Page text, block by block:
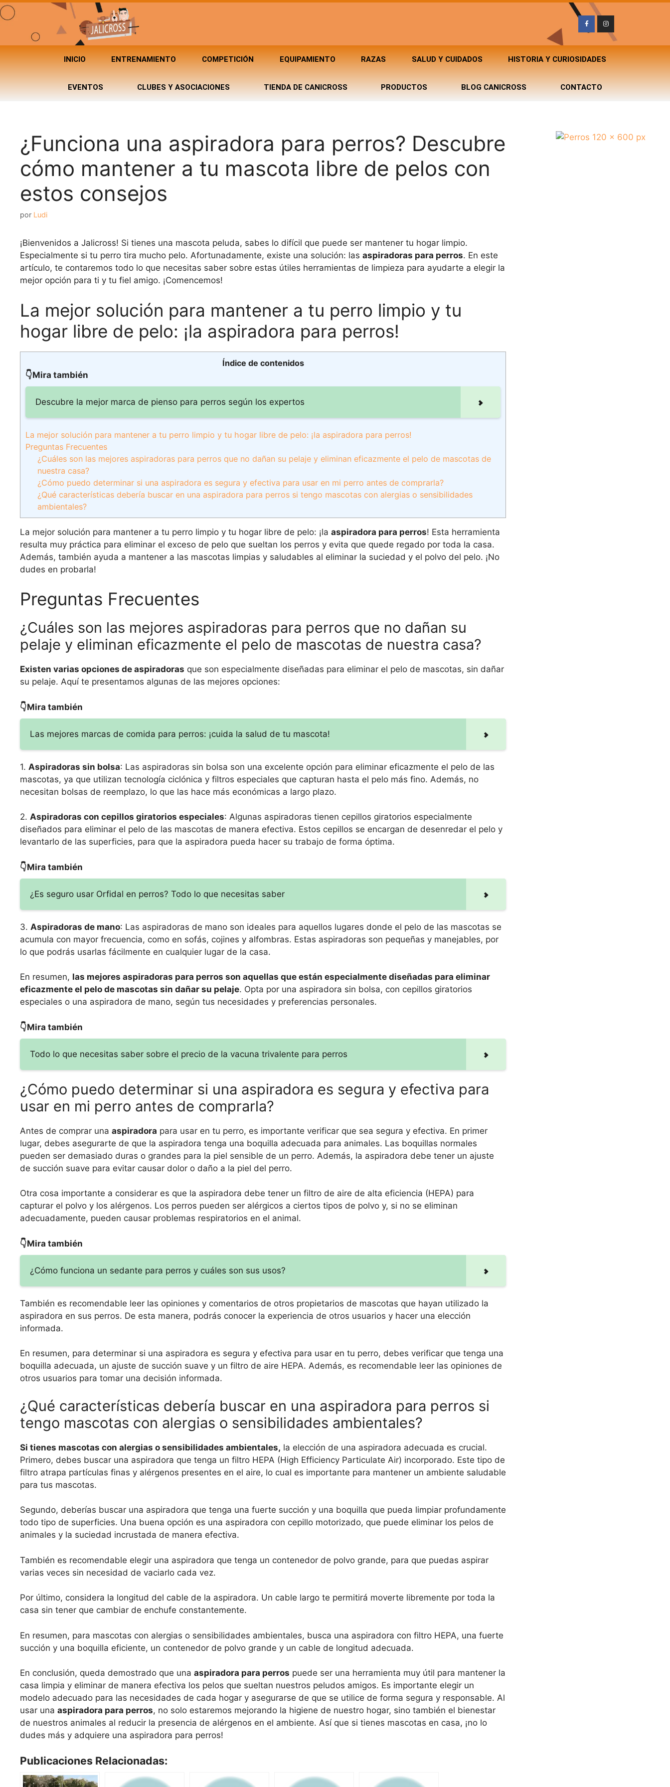
INICIO ENTRENAMIENTO COMPETICIÓN EQUIPAMIENTO RAZAS SALUD Y CUIDADOS HISTORIA Y CURIOSIDADES
EVENTOS CLUBES Y ASOCIACIONES TIENDA DE CANICROSS PRODUCTOS BLOG CANICROSS CONTACTO
¿Funciona una aspiradora para perros? Descubre
cómo mantener a tu mascota libre de pelos con
estos consejos
por Ludi
¡Bienvenidos a Jalicross! Si tienes una mascota peluda, sabes lo difícil que puede ser mantener tu hogar limpio.
Especialmente si tu perro tira mucho pelo. Afortunadamente, existe una solución: las aspiradoras para perros. En este
artículo, te contaremos todo lo que necesitas saber sobre estas útiles herramientas de limpieza para ayudarte a elegir la
mejor opción para ti y tu fiel amigo. ¡Comencemos!
La mejor solución para mantener a tu perro limpio y tu
hogar libre de pelo: ¡la aspiradora para perros!
Índice de contenidos
👇Mira también
Descubre la mejor marca de pienso para perros según los expertos
La mejor solución para mantener a tu perro limpio y tu hogar libre de pelo: ¡la aspiradora para perros!
Preguntas Frecuentes
¿Cuáles son las mejores aspiradoras para perros que no dañan su pelaje y eliminan eficazmente el pelo de mascotas de
nuestra casa?
¿Cómo puedo determinar si una aspiradora es segura y efectiva para usar en mi perro antes de comprarla?
¿Qué características debería buscar en una aspiradora para perros si tengo mascotas con alergias o sensibilidades
ambientales?
La mejor solución para mantener a tu perro limpio y tu hogar libre de pelo: ¡la aspiradora para perros! Esta herramienta
resulta muy práctica para eliminar el exceso de pelo que sueltan los perros y evita que quede regado por toda la casa.
Además, también ayuda a mantener a las mascotas limpias y saludables al eliminar la suciedad y el polvo del pelo. ¡No
dudes en probarla!
Preguntas Frecuentes
¿Cuáles son las mejores aspiradoras para perros que no dañan su
pelaje y eliminan eficazmente el pelo de mascotas de nuestra casa?
Existen varias opciones de aspiradoras que son especialmente diseñadas para eliminar el pelo de mascotas, sin dañar
su pelaje. Aquí te presentamos algunas de las mejores opciones:
👇Mira también
Las mejores marcas de comida para perros: ¡cuida la salud de tu mascota!
1. Aspiradoras sin bolsa: Las aspiradoras sin bolsa son una excelente opción para eliminar eficazmente el pelo de las
mascotas, ya que utilizan tecnología ciclónica y filtros especiales que capturan hasta el pelo más fino. Además, no
necesitan bolsas de reemplazo, lo que las hace más económicas a largo plazo.
2. Aspiradoras con cepillos giratorios especiales: Algunas aspiradoras tienen cepillos giratorios especialmente
diseñados para eliminar el pelo de las mascotas de manera efectiva. Estos cepillos se encargan de desenredar el pelo y
levantarlo de las superficies, para que la aspiradora pueda hacer su trabajo de forma óptima.
👇Mira también
¿Es seguro usar Orfidal en perros? Todo lo que necesitas saber
3. Aspiradoras de mano: Las aspiradoras de mano son ideales para aquellos lugares donde el pelo de las mascotas se
acumula con mayor frecuencia, como en sofás, cojines y alfombras. Estas aspiradoras son pequeñas y manejables, por
lo que podrás usarlas fácilmente en cualquier lugar de la casa.
En resumen, las mejores aspiradoras para perros son aquellas que están especialmente diseñadas para eliminar
eficazmente el pelo de mascotas sin dañar su pelaje. Opta por una aspiradora sin bolsa, con cepillos giratorios
especiales o una aspiradora de mano, según tus necesidades y preferencias personales.
👇Mira también
Todo lo que necesitas saber sobre el precio de la vacuna trivalente para perros
¿Cómo puedo determinar si una aspiradora es segura y efectiva para
usar en mi perro antes de comprarla?
Antes de comprar una aspiradora para usar en tu perro, es importante verificar que sea segura y efectiva. En primer
lugar, debes asegurarte de que la aspiradora tenga una boquilla adecuada para animales. Las boquillas normales
pueden ser demasiado duras o grandes para la piel sensible de un perro. Además, la aspiradora debe tener un ajuste
de succión suave para evitar causar dolor o daño a la piel del perro.
Otra cosa importante a considerar es que la aspiradora debe tener un filtro de aire de alta eficiencia (HEPA) para
capturar el polvo y los alérgenos. Los perros pueden ser alérgicos a ciertos tipos de polvo y, si no se eliminan
adecuadamente, pueden causar problemas respiratorios en el animal.
👇Mira también
¿Cómo funciona un sedante para perros y cuáles son sus usos?
También es recomendable leer las opiniones y comentarios de otros propietarios de mascotas que hayan utilizado la
aspiradora en sus perros. De esta manera, podrás conocer la experiencia de otros usuarios y hacer una elección
informada.
En resumen, para determinar si una aspiradora es segura y efectiva para usar en tu perro, debes verificar que tenga una
boquilla adecuada, un ajuste de succión suave y un filtro de aire HEPA. Además, es recomendable leer las opiniones de
otros usuarios para tomar una decisión informada.
¿Qué características debería buscar en una aspiradora para perros si
tengo mascotas con alergias o sensibilidades ambientales?
Si tienes mascotas con alergias o sensibilidades ambientales, la elección de una aspiradora adecuada es crucial.
Primero, debes buscar una aspiradora que tenga un filtro HEPA (High Efficiency Particulate Air) incorporado. Este tipo de
filtro atrapa partículas finas y alérgenos presentes en el aire, lo cual es importante para mantener un ambiente saludable
para tus mascotas.
Segundo, deberías buscar una aspiradora que tenga una fuerte succión y una boquilla que pueda limpiar profundamente
todo tipo de superficies. Una buena opción es una aspiradora con cepillo motorizado, que puede eliminar los pelos de
animales y la suciedad incrustada de manera efectiva.
También es recomendable elegir una aspiradora que tenga un contenedor de polvo grande, para que puedas aspirar
varias veces sin necesidad de vaciarlo cada vez.
Por último, considera la longitud del cable de la aspiradora. Un cable largo te permitirá moverte libremente por toda la
casa sin tener que cambiar de enchufe constantemente.
En resumen, para mascotas con alergias o sensibilidades ambientales, busca una aspiradora con filtro HEPA, una fuerte
succión y una boquilla eficiente, un contenedor de polvo grande y un cable de longitud adecuada.
En conclusión, queda demostrado que una aspiradora para perros puede ser una herramienta muy útil para mantener la
casa limpia y eliminar de manera efectiva los pelos que sueltan nuestros peludos amigos. Es importante elegir un
modelo adecuado para las necesidades de cada hogar y asegurarse de que se utilice de forma segura y responsable. Al
usar una aspiradora para perros, no solo estaremos mejorando la higiene de nuestro hogar, sino también el bienestar
de nuestros animales al reducir la presencia de alérgenos en el ambiente. Así que si tienes mascotas en casa, ¡no lo
dudes más y adquiere una aspiradora para perros!
Publicaciones Relacionadas: